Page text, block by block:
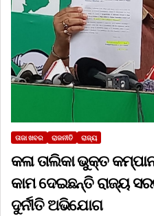
ତାଜା ଖବର ରାଜନୀତି ରାଜ୍ୟ
କଳା ତାଲିକା ଭୁକ୍ତ
କାମ ଦେଇଛନ୍ତି ରାଜ୍ୟ
ଦୁର୍ନୀତି ଅଭିଯୋଗ